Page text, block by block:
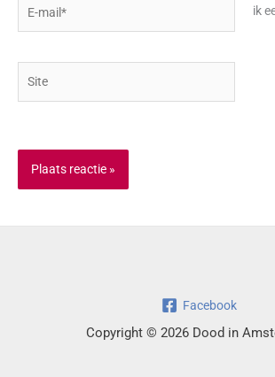
mail*
ik
Facebook
Copyright © 2026 Dood in